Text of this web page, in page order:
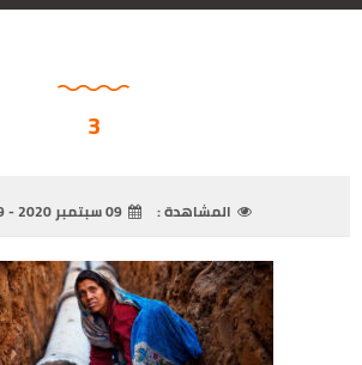
3
المشاهدة : 09 سبتمبر 2020 - 11:29 ص